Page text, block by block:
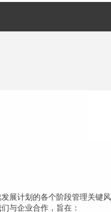
展计划的各个阶段管理关键
与企业合作，旨在：